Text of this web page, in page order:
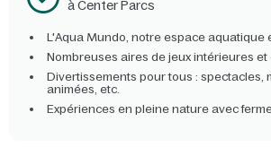
à Center Parcs
L'Aqua Mundo, notre espace aquatique
Nombreuses aires de jeux intérieures et
Divertissements pour tous : spectacles,
animées, etc.
Expériences en pleine nature avec